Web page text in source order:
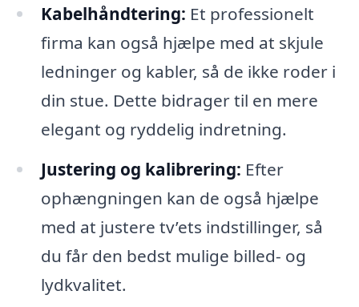
Kabelhåndtering: Et professionelt
firma kan også hjælpe med at skjule
ledninger og kabler, så de ikke roder i
din stue. Dette bidrager til en mere
elegant og ryddelig indretning.
Justering og kalibrering: Efter
ophængningen kan de også hjælpe
med at justere tv’ets indstillinger, så
du får den bedst mulige billed- og
lydkvalitet.